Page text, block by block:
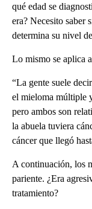
qué edad se
era? Necesito saber
determina su nivel
Lo mismo se aplica
“La gente suele
el mieloma múltiple
pero ambos son
la abuela tuviera
cáncer que llegó
A continuación, los
pariente. ¿Era
tratamiento?